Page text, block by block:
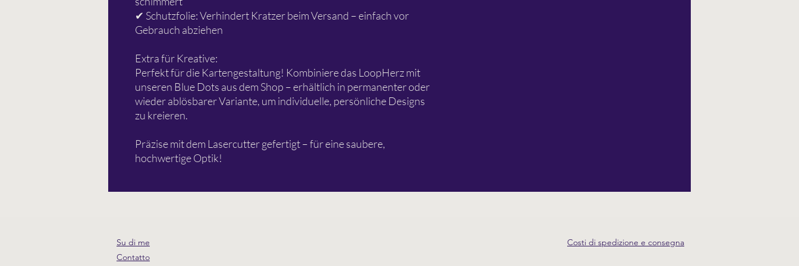
✔ Schutzfolie: Verhindert Kratzer beim Versand – einfach vor
Gebrauch abziehen
Extra für Kreative:
Perfekt für die Kartengestaltung! Kombiniere das LoopHerz mit
unseren Blue Dots aus dem Shop – erhältlich in permanenter oder
wieder ablösbarer Variante, um individuelle, persönliche Designs
zu kreieren.
Präzise mit dem Lasercutter gefertigt – für eine saubere,
hochwertige Optik!
Su di me
Contatto
Costi di spedizione e consegna